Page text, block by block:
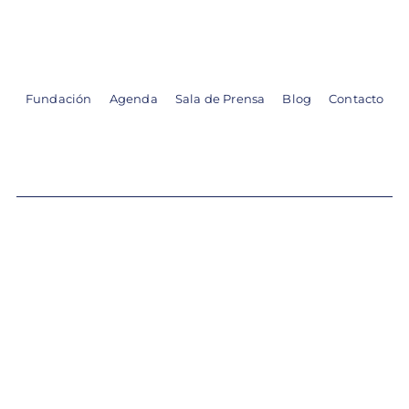
Fundación Agenda Sala de Prensa Blog Contacto